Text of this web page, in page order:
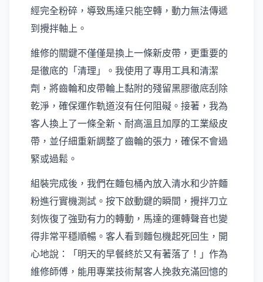
經完全粉碎，導致馬達只能空轉，動力無法傳遞
到攪拌軸上。
維修的關鍵不僅僅是換上一條新皮帶，更重要的
是徹底的「清理」。我使用了專用工具和清潔
劑，將齒輪和皮帶輪上黏附的殘留黑膠徹底刮除
乾淨，確保運作軌道沒有任何阻礙。接著，我為
客人換上了一條全新、耐高溫且加厚的工業級皮
帶，並仔細重新調整了齒輪的張力，確保不會過
緊或過鬆。
組裝完成後，我們在麵包桶內放入清水和少許麵
粉進行實機測試。按下啟動鍵的瞬間，攪拌刀立
刻恢復了強勁有力的轉動，馬達的運轉聲音也變
得非常平穩順暢。客人看到麵包機起死回生，開
心地說：「明天的早餐終於又有著落了！」作為
維修師傅，能用專業技術幫客人挽救充滿回憶的